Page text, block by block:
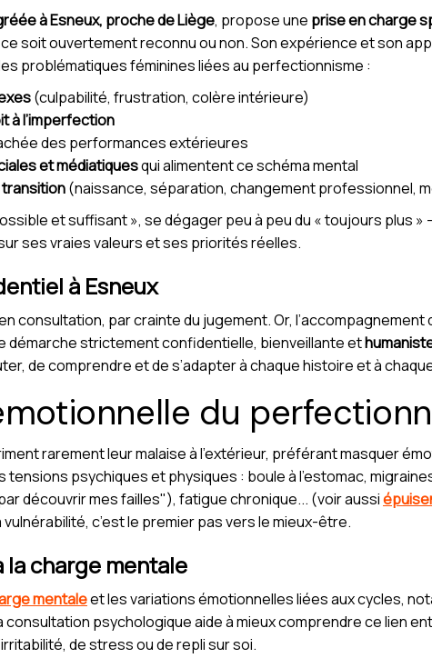
à Esneux, proche de Liège, propose une prise en charge
soit ouvertement reconnu ou non. Son expérience et son
problématiques féminines liées au perfectionnisme :
(culpabilité, frustration, colère intérieure)
à l’imperfection
des performances extérieures
et médiatiquesqui alimentent ce schéma mental
(naissance, séparation, changement professionnel,
et suffisant », se dégager peu à peu du « toujours plus »
ses vraies valeurs et ses priorités réelles.
à Esneux
consultation, par crainte du jugement. Or, l’accompagnement
démarche strictement confidentielle, bienveillante et
de comprendre et de s’adapter à chaque histoire et à
du
rarement leur malaise à l’extérieur, préférant masquer
psychiques et physiques : boule à l’estomac,
découvrir mes failles"), fatigue chronique... (voir aussi
c’est le premier pas vers le mieux-être.
la charge mentale
mentaleet les variations émotionnelles liées aux cycles,
psychologique aide à mieux comprendre ce lien
de stress ou de repli sur soi.